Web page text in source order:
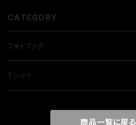
CATEGORY
フォトブック
Tシャツ
商品一覧に戻る